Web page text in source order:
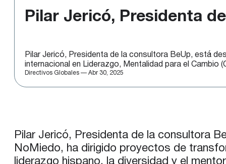
Pilar Jericó, Presidenta
Pilar Jericó, Presidenta de la consultora BeUp, está
internacional en Liderazgo, Mentalidad para el
Directivos Globales — Abr 30, 2025
Pilar Jericó, Presidenta de la consultora
NoMiedo, ha dirigido proyectos de
liderazgo hispano, la diversidad y el